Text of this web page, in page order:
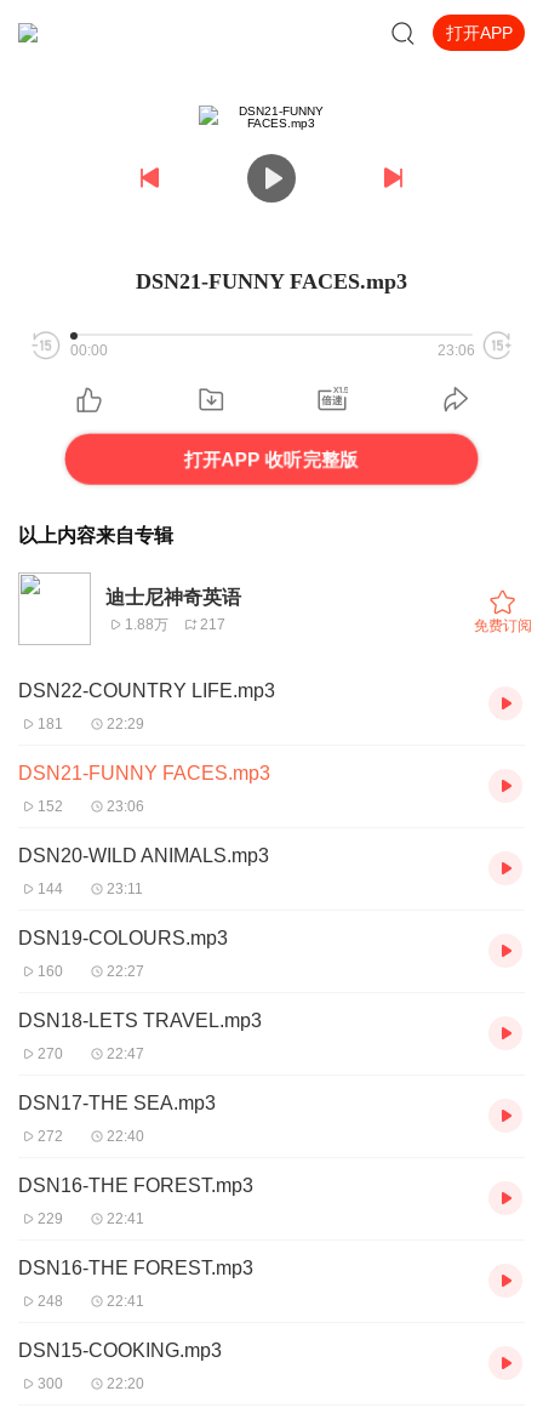
打开APP
DSN21-FUNNY FACES.mp3
00:00 23:06
打开APP 收听完整版
以上内容来自专辑
迪士尼神奇英语
1.88万 217 免费订阅
DSN22-COUNTRY LIFE.mp3
181 22:29
DSN21-FUNNY FACES.mp3
152 23:06
DSN20-WILD ANIMALS.mp3
144 23:11
DSN19-COLOURS.mp3
160 22:27
DSN18-LETS TRAVEL.mp3
270 22:47
DSN17-THE SEA.mp3
272 22:40
DSN16-THE FOREST.mp3
229 22:41
DSN16-THE FOREST.mp3
248 22:41
DSN15-COOKING.mp3
300 22:20